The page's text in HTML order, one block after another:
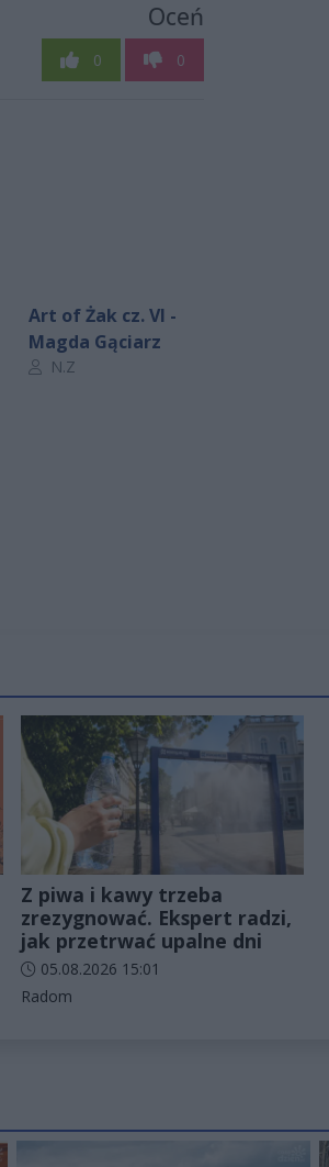
Oceń
0 0
Art of Żak cz. VI -
Magda Gąciarz
Autor artykułu:
N.Z
Z piwa i kawy trzeba
zrezygnować. Ekspert radzi,
jak przetrwać upalne dni
Data dodania artykułu:
05.08.2026 15:01
Kategorie artykułu:
Radom